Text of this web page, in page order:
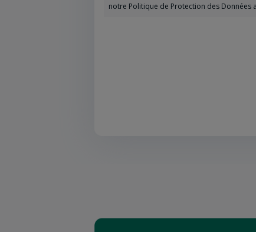
notre Politique de Protection des Données